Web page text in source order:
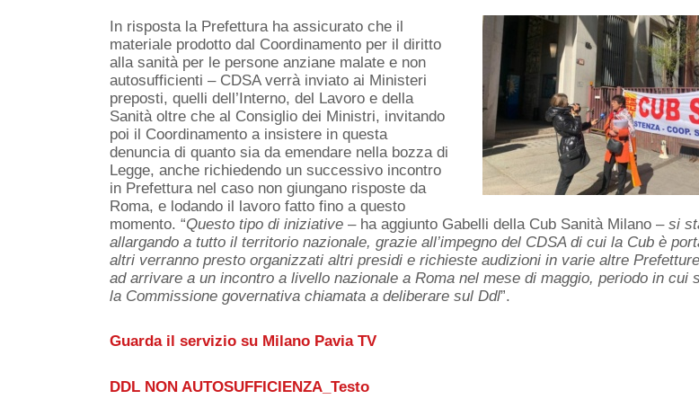
In risposta la Prefettura ha assicurato che il
materiale prodotto dal Coordinamento per il diritto
alla sanità per le persone anziane malate e non
autosufficienti – CDSA verrà inviato ai Ministeri
preposti, quelli dell’Interno, del Lavoro e della
Sanità oltre che al Consiglio dei Ministri, invitando
poi il Coordinamento a insistere in questa
denuncia di quanto sia da emendare nella bozza di
Legge, anche richiedendo un successivo incontro
in Prefettura nel caso non giungano risposte da
Roma, e lodando il lavoro fatto fino a questo
momento. “Questo tipo di iniziative – ha aggiunto Gabelli della Cub Sanità Milano – si
allargando a tutto il territorio nazionale, grazie all’impegno del CDSA di cui la Cub è
altri verranno presto organizzati altri presidi e richieste audizioni in varie altre
ad arrivare a un incontro a livello nazionale a Roma nel mese di maggio, periodo in cui
la Commissione governativa chiamata a deliberare sul Ddl”.
Guarda il servizio su Milano Pavia TV
DDL NON AUTOSUFFICIENZA_Testo